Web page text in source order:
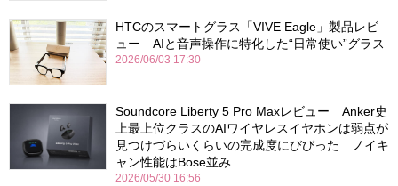
HTCのスマートグラス「VIVE Eagle」製品レビ
ュー AIと音声操作に特化した“日常使い”グラス
2026/06/03 17:30
Soundcore Liberty 5 Pro Maxレビュー Anker史
上最上位クラスのAIワイヤレスイヤホンは弱点が
見つけづらいくらいの完成度にびびった ノイキ
ャン性能はBose並み
2026/05/30 16:56